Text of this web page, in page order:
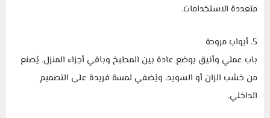
متعددة الاستخدامات.
5. أبواب مروحة
باب عملي وأنيق يوضع عادة بين المطبخ وباقي أجزاء المنزل. يُصنع
من خشب الزان أو السويد، ويُضفي لمسة فريدة على التصميم
الداخلي.